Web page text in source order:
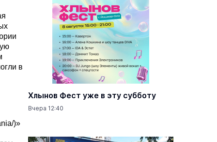
в
)»
Хлынов Фест уже в эту субботу
Вчера 12:40